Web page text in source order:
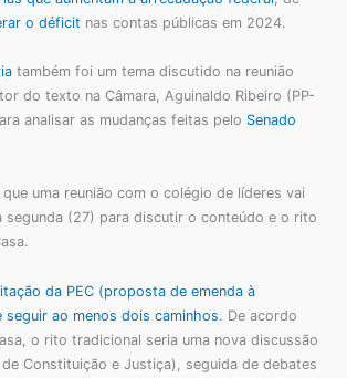
o déficit nas contas públicas em 2024.
também foi um tema discutido na reunião
do texto na Câmara, Aguinaldo Ribeiro (PP-
analisar as mudanças feitas pelo Senado
uma reunião com o colégio de líderes vai
segunda (27) para discutir o conteúdo e o rito
da PEC (proposta de emenda à
ao menos dois caminhos. De acordo
o rito tradicional seria uma nova discussão
Constituição e Justiça), seguida de debates